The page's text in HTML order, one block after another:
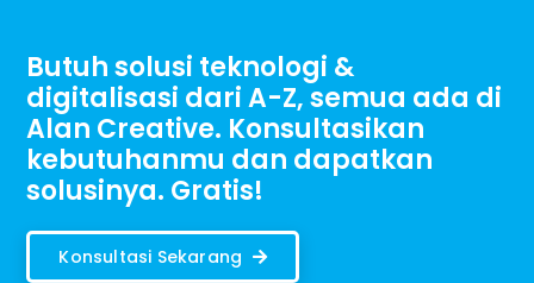
Butuh solusi teknologi &
digitalisasi dari A-Z, semua ada di
Alan Creative. Konsultasikan
kebutuhanmu dan dapatkan
solusinya. Gratis!
Konsultasi Sekarang